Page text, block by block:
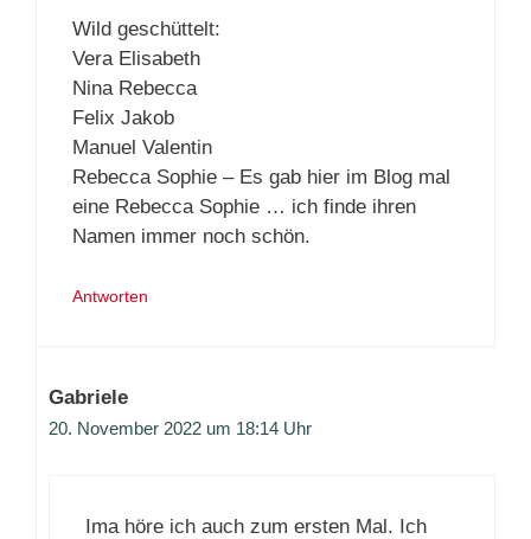
Wild geschüttelt:
Vera Elisabeth
Nina Rebecca
Felix Jakob
Manuel Valentin
Rebecca Sophie – Es gab hier im Blog mal
eine Rebecca Sophie … ich finde ihren
Namen immer noch schön.
Antworten
Gabriele
20. November 2022 um 18:14 Uhr
Ima höre ich auch zum ersten Mal. Ich